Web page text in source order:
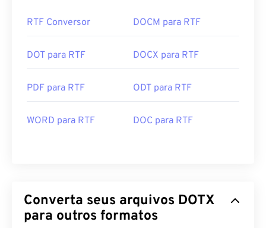
RTF Conversor DOCM para RTF
DOT para RTF DOCX para RTF
PDF para RTF ODT para RTF
WORD para RTF DOC para RTF
Converta seus arquivos DOTX
para outros formatos